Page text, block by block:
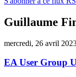
Guillaume
mercredi, 26 avril
EA User Group